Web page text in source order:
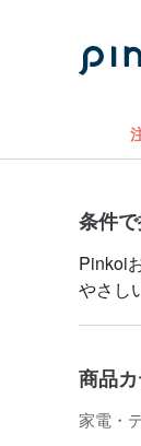
条件
Pinkoi
やさし
商品
家電・